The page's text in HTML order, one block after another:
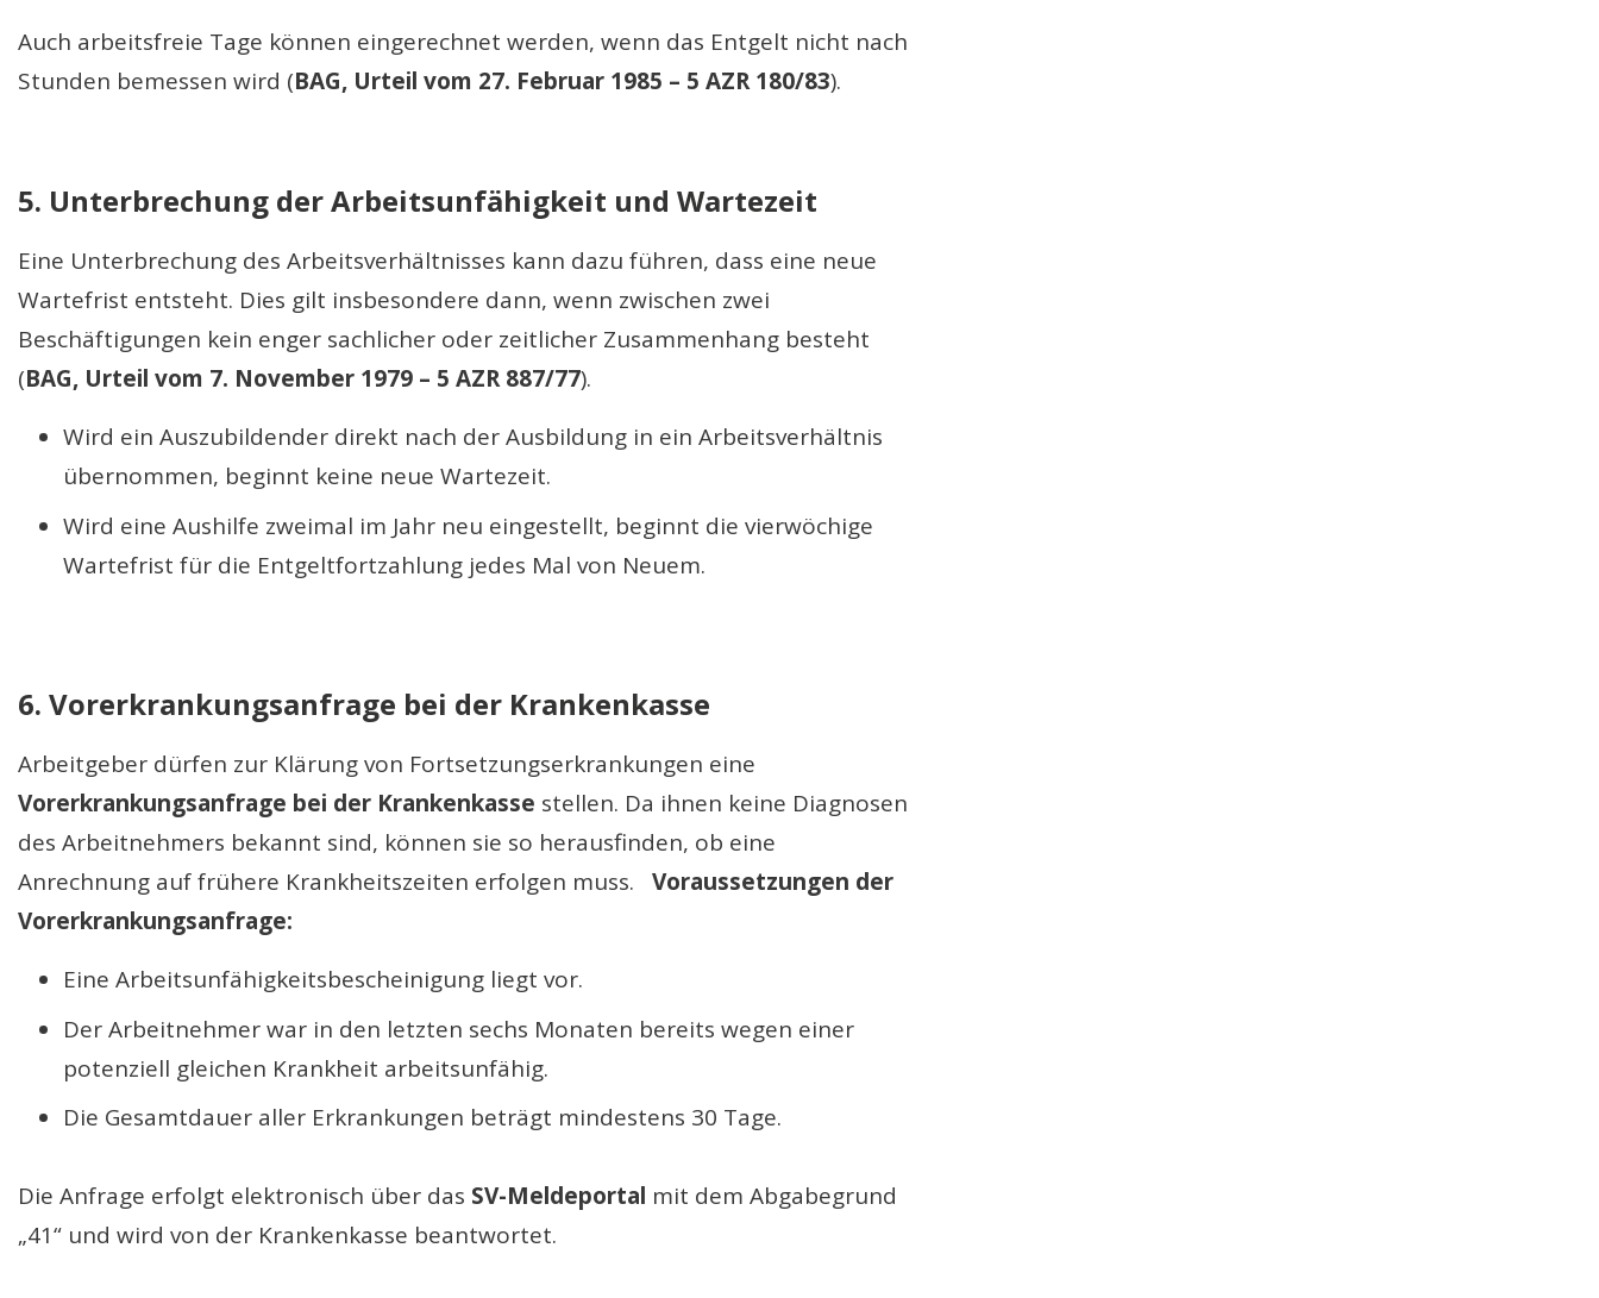
Auch arbeitsfreie Tage können eingerechnet werden, wenn das Entgelt nicht nach
Stunden bemessen wird (BAG, Urteil vom 27. Februar 1985 – 5 AZR 180/83).
5. Unterbrechung der Arbeitsunfähigkeit und Wartezeit
Eine Unterbrechung des Arbeitsverhältnisses kann dazu führen, dass eine neue
Wartefrist entsteht. Dies gilt insbesondere dann, wenn zwischen zwei
Beschäftigungen kein enger sachlicher oder zeitlicher Zusammenhang besteht
(BAG, Urteil vom 7. November 1979 – 5 AZR 887/77).
Wird ein Auszubildender direkt nach der Ausbildung in ein Arbeitsverhältnis
übernommen, beginnt keine neue Wartezeit.
Wird eine Aushilfe zweimal im Jahr neu eingestellt, beginnt die vierwöchige
Wartefrist für die Entgeltfortzahlung jedes Mal von Neuem.
6. Vorerkrankungsanfrage bei der Krankenkasse
Arbeitgeber dürfen zur Klärung von Fortsetzungserkrankungen eine
Vorerkrankungsanfrage bei der Krankenkasse stellen. Da ihnen keine Diagnosen
des Arbeitnehmers bekannt sind, können sie so herausfinden, ob eine
Anrechnung auf frühere Krankheitszeiten erfolgen muss. Voraussetzungen der
Vorerkrankungsanfrage:
Eine Arbeitsunfähigkeitsbescheinigung liegt vor.
Der Arbeitnehmer war in den letzten sechs Monaten bereits wegen einer
potenziell gleichen Krankheit arbeitsunfähig.
Die Gesamtdauer aller Erkrankungen beträgt mindestens 30 Tage.
Die Anfrage erfolgt elektronisch über das SV-Meldeportal mit dem Abgabegrund
„41“ und wird von der Krankenkasse beantwortet.